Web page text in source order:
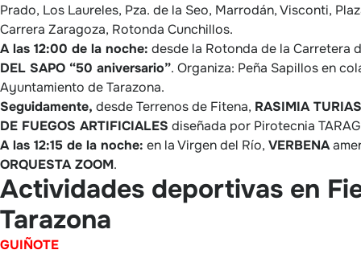
Prado, Los Laureles, Pza. de la Seo, Marrodán, Visconti,
Carrera Zaragoza, Rotonda Cunchillos.
A las 12:00 de la noche: desde la Rotonda de la Carretera
DEL SAPO “50 aniversario”. Organiza: Peña Sapillos en
Ayuntamiento de Tarazona.
Seguidamente, desde Terrenos de Fitena, RASIMIA
DE FUEGOS ARTIFICIALES diseñada por Pirotecnia
A las 12:15 de la noche: en la Virgen del Río, VERBENA
ORQUESTA ZOOM.
Actividades deportivas en
Tarazona
GUIÑOTE